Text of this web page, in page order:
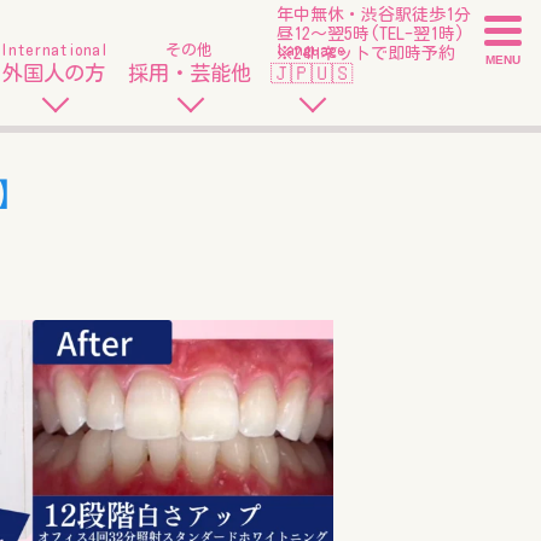
International
外国人の方
その他
採用・芸能他
Language
🇯🇵🇺🇸
年中無休・渋谷駅徒歩1分
昼12〜翌5時(TEL-翌1時)
※24hネットで即時予約
MENU